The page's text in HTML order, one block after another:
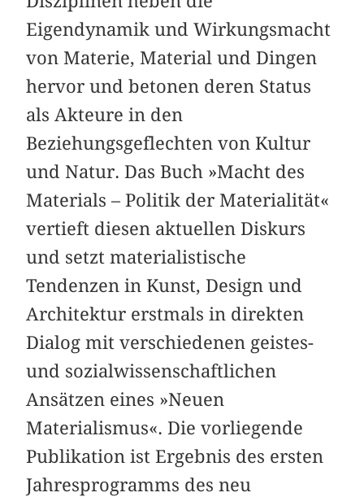
Eigendynamik und Wirkungsmacht
von Materie, Material und Dingen
hervor und betonen deren Status
als Akteure in den
Beziehungsgeflechten von Kultur
und Natur. Das Buch »Macht des
Materials – Politik der Materialität«
vertieft diesen aktuellen Diskurs
und setzt materialistische
Tendenzen in Kunst, Design und
Architektur erstmals in direkten
Dialog mit verschiedenen geistes-
und sozialwissenschaftlichen
Ansätzen eines »Neuen
Materialismus«. Die vorliegende
Publikation ist Ergebnis des ersten
Jahresprogramms des neu